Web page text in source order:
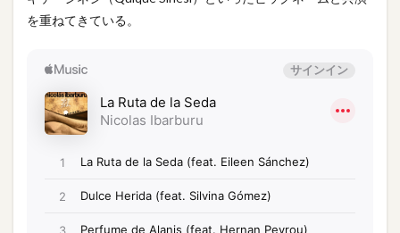
を重ねてきている。